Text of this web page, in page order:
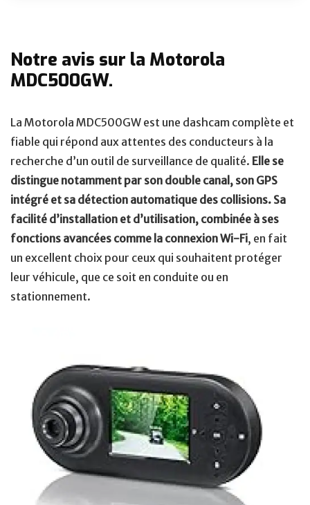
Notre avis sur la Motorola
MDC500GW.
La Motorola MDC500GW est une dashcam complète et
fiable qui répond aux attentes des conducteurs à la
recherche d’un outil de surveillance de qualité. Elle se
distingue notamment par son double canal, son GPS
intégré et sa détection automatique des collisions. Sa
facilité d’installation et d’utilisation, combinée à ses
fonctions avancées comme la connexion Wi-Fi, en fait
un excellent choix pour ceux qui souhaitent protéger
leur véhicule, que ce soit en conduite ou en
stationnement.